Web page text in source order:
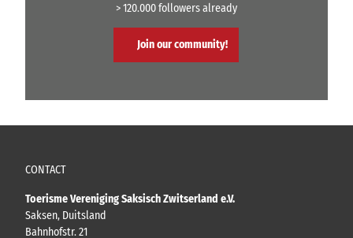
> 120.000 followers already
Join our community!
CONTACT
Toerisme Vereniging Saksisch Zwitserland e.V.
Saksen, Duitsland
Bahnhofstr. 21